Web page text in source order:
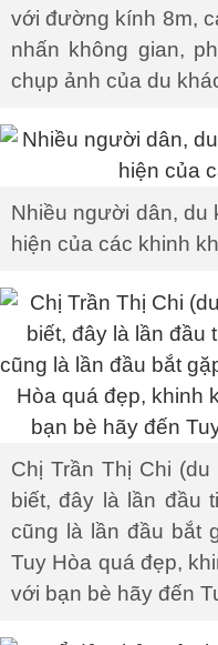
với đường kính 8m,
nhấn không gian,
chụp ảnh của du
Nhiều người dân,
hiện của các khinh
Chị Trần Thị Chi
biết, đây là lần đầu
cũng là lần đầu bắt
Tuy Hòa quá đẹp,
với bạn bè hãy đến